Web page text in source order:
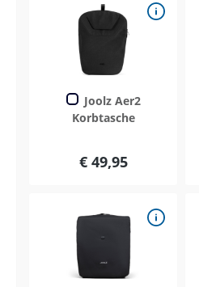
Joolz Aer2
Korbtasche
€ 49,95